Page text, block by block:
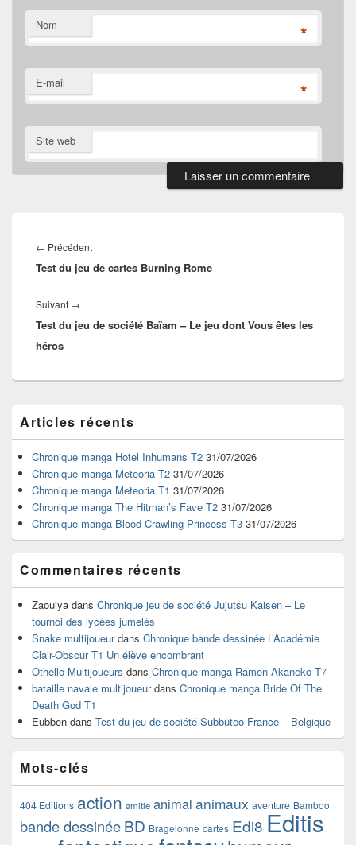
Nom *
E-mail *
Site web
de
l’article
← PrécédentArticle
précédent :
Test du jeu de cartes Burning Rome
Suivant →
suivant :
Test du jeu de société Baïam – Le jeu dont Vous êtes les
héros
principale
de
widget
pour
barre
latérale
Articles récents
Chronique manga Hotel Inhumans T2 31/07/2026
Chronique manga Meteoria T2 31/07/2026
Chronique manga Meteoria T1 31/07/2026
Chronique manga The Hitman’s Fave T2 31/07/2026
Chronique manga Blood-Crawling Princess T3 31/07/2026
Commentaires récents
Zaouiya dans Chronique jeu de société Jujutsu Kaisen – Le
tournoi des lycées jumelés
Snake multijoueurdans Chronique bande dessinée L’Académie
Clair-Obscur T1 Un élève encombrant
Othello Multijoueurs dans Chronique manga Ramen Akaneko T7
bataille navale multijoueurdans Chronique manga Bride Of The
Death God T1
Eubben dans Test du jeu de société Subbuteo France – Belgique
Mots-clés
404 Editions action amitie animal animaux aventure Bamboo
bande dessinéeBD Bragelonne cartes Edi8 Editis